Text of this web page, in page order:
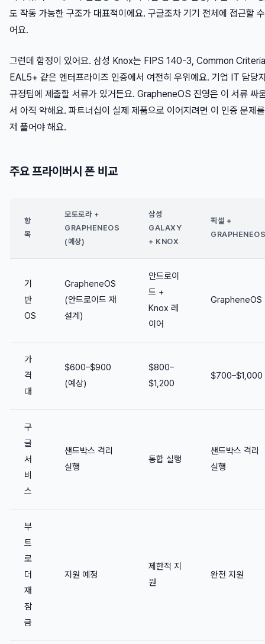
도 작동 가능한 구조가 대표적이에요. 구글조차 기기 전체에 접근할
어요.
그런데 함정이 있어요. 삼성 Knox는 FIPS 140-3, Common Criteria
EAL5+ 같은 엔터프라이즈 인증에서 여전히 우위예요. 기업 IT 담당
규정팀에 제출할 서류가 있거든요. GrapheneOS 진영은 이 서류 싸
서 아직 약해요. 파트너십이 실제 제품으로 이어지려면 이 인증 문제
저 풀어야 해요.
주요 프라이버시 폰 비교
항
목
모토로라 +
GRAPHENEOS
(예상)
삼성
GALAXY
+ KNOX
픽셀 +
기
반
OS
GrapheneOS
(안드로이드 재
설계)
안드로이
드 +
Knox 레
이어
GrapheneOS
가
격
대
$600–$900
(예상)
$800–
$1,200
$700–$1,000
구
글
서
비
스
샌드박스 격리
실행
통합 실행
샌드박스 격리
실행
부
트
로
더
재
잠
금
지원 예정
제한적 지
원
완전 지원